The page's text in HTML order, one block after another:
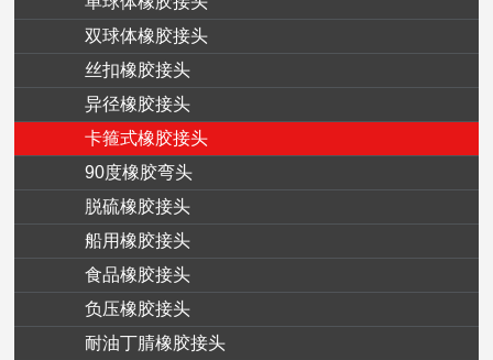
双球体橡胶接头
丝扣橡胶接头
异径橡胶接头
卡箍式橡胶接头
90度橡胶弯头
脱硫橡胶接头
船用橡胶接头
食品橡胶接头
负压橡胶接头
耐油丁腈橡胶接头